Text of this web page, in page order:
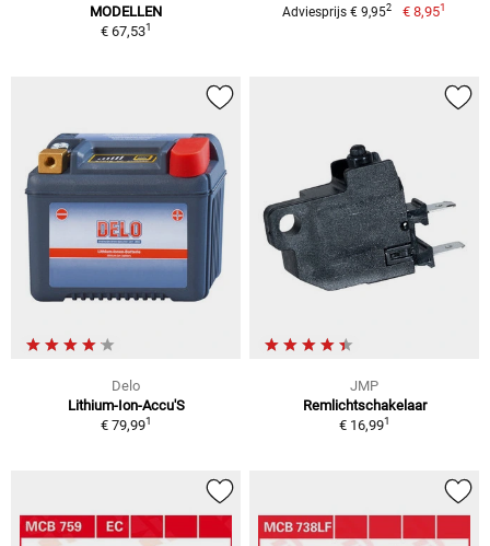
MODELLEN
€ 67,531
Adviesprijs € 9,952 € 8,951
Delo
Lithium-Ion-Accu'S
€ 79,991
JMP
Remlichtschakelaar
€ 16,991